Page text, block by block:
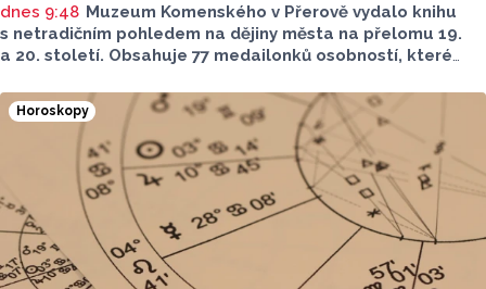
dnes 9:48 Muzeum Komenského v Přerově vydalo knihu
s netradičním pohledem na dějiny města na přelomu 19.
a 20. století. Obsahuje 77 medailonků osobností, které
jsou doplněny dobovými snímky. Podle autorky publikace
Šárky Krákorové Pajůrkové tomu předcházelo 13 let
pátrání po jejich osudech. Kniha vychází u příležitosti
letošního 770. výročí povýšení Přerova na královské město,
sdělila ČTK mluvčí radnice Lenka Chalupová.
Horoskopy